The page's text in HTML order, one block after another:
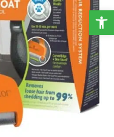
פתח סרגל נגישות